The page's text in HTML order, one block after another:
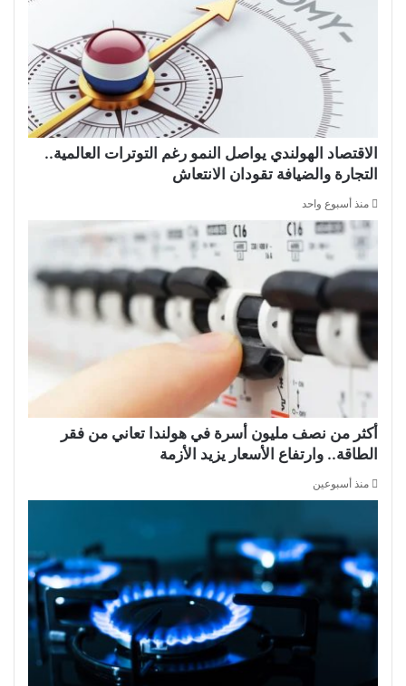
الاقتصاد الهولندي يواصل النمو رغم التوترات العالمية..
التجارة والضيافة تقودان الانتعاش
منذ أسبوع واحد
أكثر من نصف مليون أسرة في هولندا تعاني من فقر
الطاقة.. وارتفاع الأسعار يزيد الأزمة
منذ أسبوعين